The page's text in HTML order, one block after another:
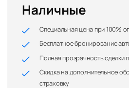
Наличные
Специальная цена при 100%
Бесплатное бронирование
Полная прозрачность сделки
Скидка на дополнительное
страховку